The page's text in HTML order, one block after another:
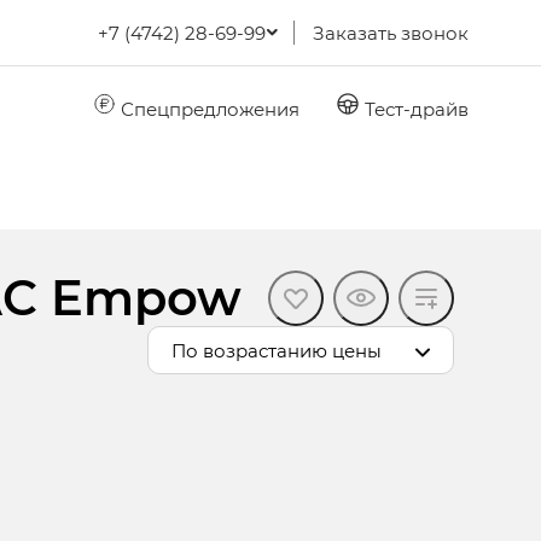
+7 (4742) 28-69-99 Заказать звонок
Спецпредложения Тест-драйв
Empow
По возрастанию цены